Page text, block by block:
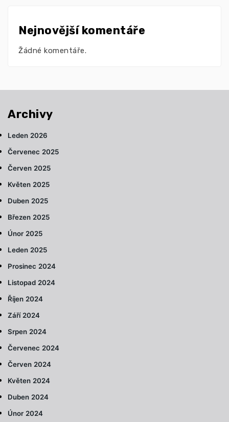
Nejnovější komentáře
Žádné komentáře.
Archivy
Leden 2026
Červenec 2025
Červen 2025
Květen 2025
Duben 2025
Březen 2025
Únor 2025
Leden 2025
Prosinec 2024
Listopad 2024
Říjen 2024
Září 2024
Srpen 2024
Červenec 2024
Červen 2024
Květen 2024
Duben 2024
Únor 2024